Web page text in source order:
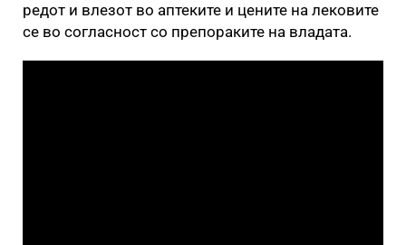
редот и влезот во аптеките и цените на лековите
се во согласност со препораките на владата.